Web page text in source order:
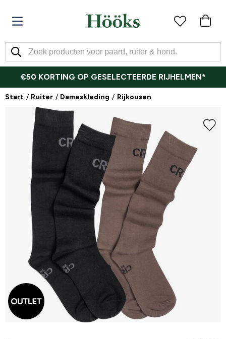
€50 KORTING OP GESELECTEERDE RIJHELMEN*
Start Ruiter Dameskleding Rijkousen